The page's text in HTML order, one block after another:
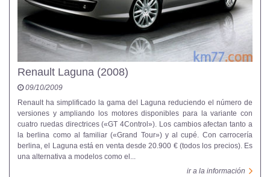
Renault Laguna (2008)
09/10/2009
Renault ha simplificado la gama del Laguna reduciendo el número de
versiones y ampliando los motores disponibles para la variante con
cuatro ruedas directrices («GT 4Control»). Los cambios afectan tanto a
la berlina como al familiar («Grand Tour») y al cupé. Con carrocería
berlina, el Laguna está en venta desde 20.900 € (todos los precios). Es
una alternativa a modelos como el...
ir a la información